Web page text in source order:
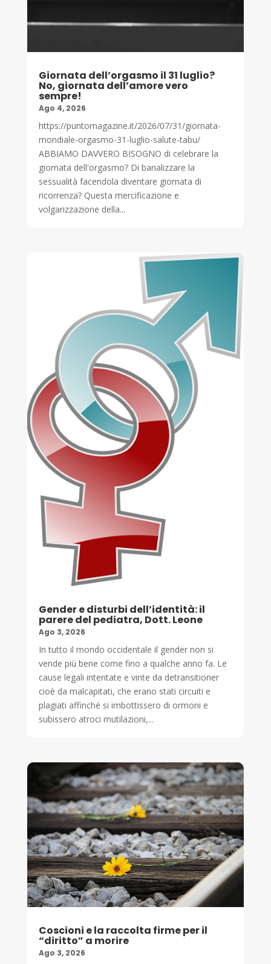
Giornata dell’orgasmo il 31 luglio?
No, giornata dell’amore vero
sempre!
Ago 4, 2026
https://puntomagazine.it/2026/07/31/giornata-
mondiale-orgasmo-31-luglio-salute-tabu/
ABBIAMO DAVVERO BISOGNO di celebrare la
giornata dell'orgasmo? Di banalizzare la
sessualità facendola diventare giornata di
ricorrenza? Questa mercificazione e
volgarizzazione della...
Gender e disturbi dell’identità: il
parere del pediatra, Dott. Leone
Ago 3, 2026
In tutto il mondo occidentale il gender non si
vende più bene come fino a qualche anno fa. Le
cause legali intentate e vinte da detransitioner
cioè da malcapitati, che erano stati circuiti e
plagiati affinché si imbottissero di ormoni e
subissero atroci mutilazioni,...
Coscioni e la raccolta firme per il
“diritto” a morire
Ago 3, 2026